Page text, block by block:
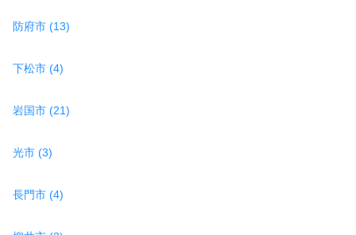
防府市 (13)
下松市 (4)
岩国市 (21)
光市 (3)
長門市 (4)